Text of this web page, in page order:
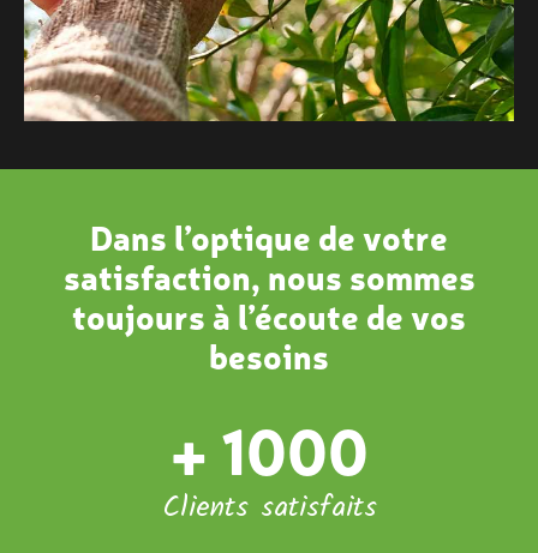
Dans l’optique de votre
satisfaction, nous sommes
toujours à l’écoute de vos
besoins
+ 1000
Clients satisfaits